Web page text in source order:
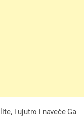
i ujutro i naveče Ga